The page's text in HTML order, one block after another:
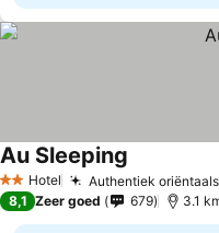
2 Sterren
Hotel Authentiek
Au Sleeping
8,1 Zeer goed 679 3.1